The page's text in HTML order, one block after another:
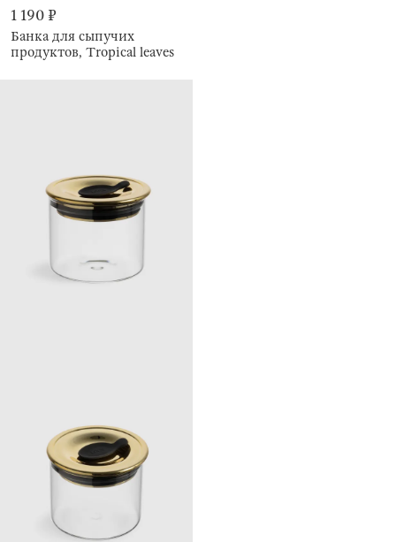
1 190 ₽
Банка для сыпучих
продуктов, Tropical leaves